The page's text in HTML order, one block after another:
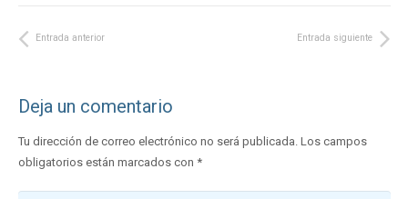
Entrada anterior Entrada siguiente
Deja un comentario
Tu dirección de correo electrónico no será publicada.Los campos
obligatorios están marcados con *